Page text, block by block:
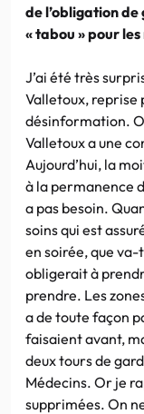
de l’obligation
« tabou » pour
J’ai été très
Valletoux, reprise
désinformation.
Valletoux a une
Aujourd’hui, la
à la permanence
a pas besoin.
soins qui est
en soirée, que va-
obligerait à
prendre. Les
a de toute façon
faisaient avant,
deux tours de
Médecins. Or je
supprimées. On